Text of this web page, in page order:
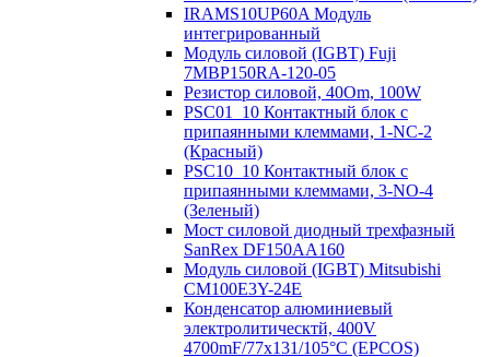
IRAMS10UP60A Модуль
интегрированный
Модуль силовой (IGBT) Fuji
7MBP150RA-120-05
Резистор силовой, 40Om, 100W
PSC01_10 Контактный блок с
припаянными клеммами, 1-NC-2
(Красный)
PSC10_10 Контактный блок с
припаянными клеммами, 3-NO-4
(Зеленый)
Мост силовой диодный трехфазный
SanRex DF150AA160
Модуль силовой (IGBT) Mitsubishi
CM100E3Y-24E
Конденсатор алюминиевый
электролитическтй, 400V
4700mF/77x131/105°C (EPCOS)